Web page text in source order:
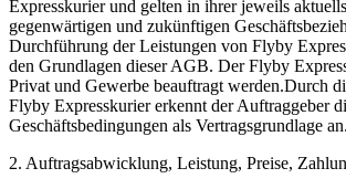
Expresskurier und gelten in ihrer jeweils
gegenwärtigen und zukünftigen
Durchführung der Leistungen von Flyby
den Grundlagen dieser AGB. Der Flyby
Privat und Gewerbe beauftragt werden.Durch
Flyby Expresskurier erkennt der Auftraggeber
Geschäftsbedingungen als Vertragsgrundlage an.
2. Auftragsabwicklung, Leistung, Preise,